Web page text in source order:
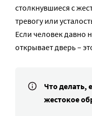
столкнувшиеся с
тревогу или
Если человек давно
открывает дверь –
Что делать,
жестокое